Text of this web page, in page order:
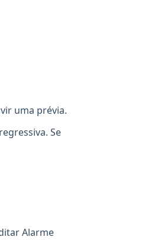
uma prévia.
Se
Alarme